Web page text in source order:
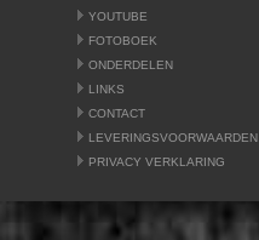
YOUTUBE
FOTOBOEK
ONDERDELEN
LINKS
CONTACT
LEVERINGSVOORWAARDEN
PRIVACY VERKLARING